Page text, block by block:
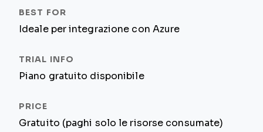
Ideale per integrazione con Azure
Piano gratuito disponibile
Gratuito (paghi solo le risorse consumate)